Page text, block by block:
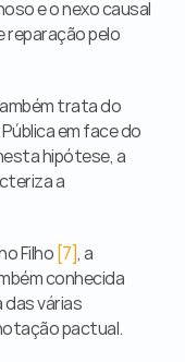
e o nexo causal
reparação pelo
trata do
em face do
hipótese, a
a
Filho [7], a
conhecida
das várias
pactual.